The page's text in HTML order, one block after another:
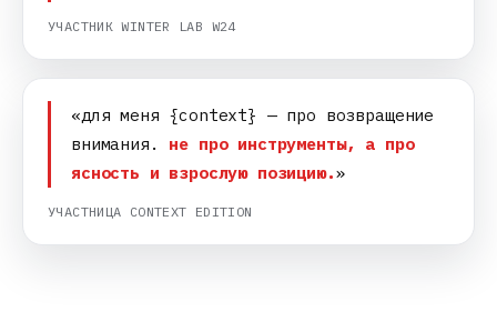
УЧАСТНИК WINTER LAB W24
«для меня {context} — про возвращение
внимания. не про инструменты, а про
ясность и взрослую позицию.»
УЧАСТНИЦА CONTEXT EDITION